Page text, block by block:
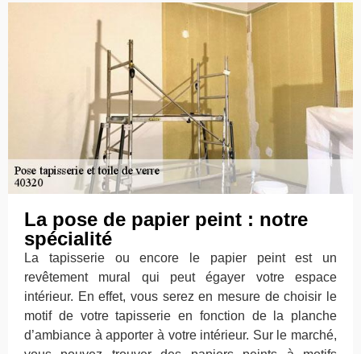
La pose de papier peint : notre
spécialité
La tapisserie ou encore le papier peint est un
revêtement mural qui peut égayer votre espace
intérieur. En effet, vous serez en mesure de choisir le
motif de votre tapisserie en fonction de la planche
d’ambiance à apporter à votre intérieur. Sur le marché,